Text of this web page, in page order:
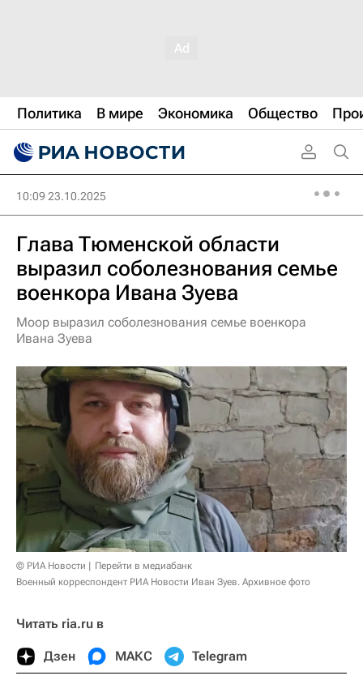
Политика В мире Экономика Общество
10:09 23.10.2025
Глава Тюменской области
выразил соболезнования семье
военкора Ивана Зуева
Моор выразил соболезнования семье военкора
Ивана Зуева
© РИА Новости
Перейти в медиабанк
Военный корреспондент РИА Новости Иван Зуев. Архивное фото
Читать ria.ru в
Дзен МАКС Telegram